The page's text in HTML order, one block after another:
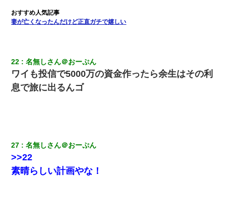
妻が亡くなったんだけど正直ガチで嬉しい
22 名無しさん＠おーぷん
ワイも投信で5000万の資金作ったら余生はその利
息で旅に出るんゴ
27 名無しさん＠おーぷん
>>22
素晴らしい計画やな！